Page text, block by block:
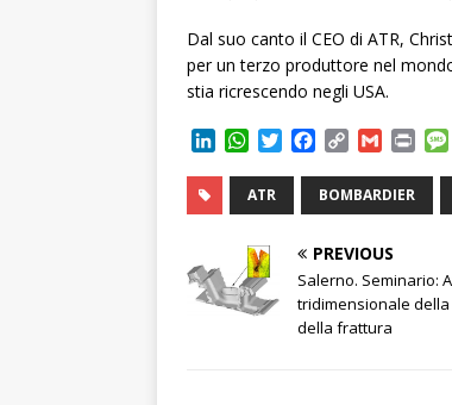
Dal suo canto il CEO di ATR,
per un terzo produttore nel
stia ricrescendo negli USA.
k
n
W
a
t
A
p
p
T
t
c
e
o
o
k
p
y
i
n
k
G
a
i
n
ATR BOMBARDIER
PREVIOUS
Salerno. Seminario:
tridimensionale
della frattura